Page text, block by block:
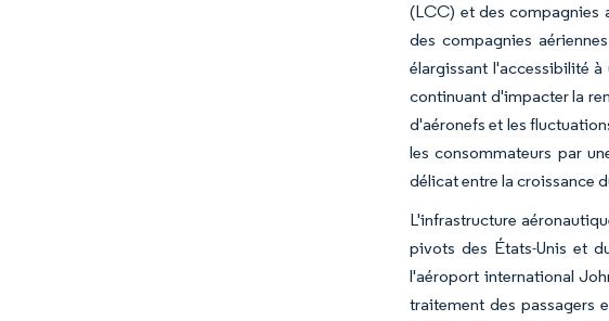
(LCC) et des compagnies
des compagnies
élargissant l'accessibilité
continuant d'impacter la
d'aéronefs et les
les consommateurs par
délicat entre la croissance
L'infrastructure
pivots des États-Unis et
l'aéroport international
traitement des passagers